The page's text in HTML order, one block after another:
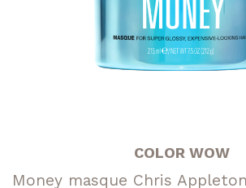
COLOR WOW
Money masque Chris